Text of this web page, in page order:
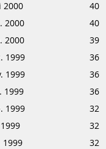
2000
40
2000
40
2000
39
1999
36
1999
36
1999
36
1999
32
32
1999
32